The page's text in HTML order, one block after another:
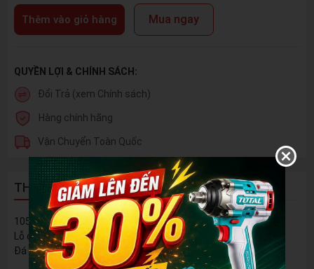
Thêm vào giỏ hàng Mua ngay
QUYỀN LỢI & CHÍNH SÁCH:
Đổi Trả (xem Chính sách)
Hàng chính hãng
Vận Chuyển Toàn Quốc
THÔNG TIN SẢN PHẨM
105mm (4") * độ dày 1.0mm (3/64") *16mm (5/8")
Lỗ cốt phẳng
Đá cắt kim loại và inox . Đóng gói bằng nhãn.